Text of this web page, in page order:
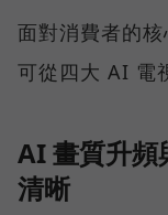
面對消費者的
可從四大 AI 電
AI 畫質升頻
清晰